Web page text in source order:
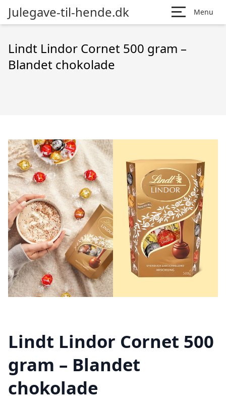
Julegave-til-hende.dk Menu
Lindt Lindor Cornet 500 gram –
Blandet chokolade
Lindt Lindor Cornet 500
gram – Blandet
chokolade